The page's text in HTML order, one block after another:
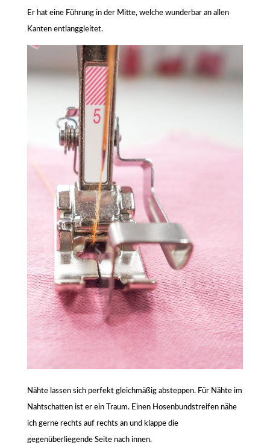
Er hat eine Führung in der Mitte, welche wunderbar an allen
Kanten entlanggleitet.
Nähte lassen sich perfekt gleichmäßig absteppen. Für Nähte im
Nahtschatten ist er ein Traum. Einen Hosenbundstreifen nähe
ich gerne rechts auf rechts an und klappe die
gegenüberliegende Seite nach innen.